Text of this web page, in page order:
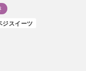
ジスイーツ